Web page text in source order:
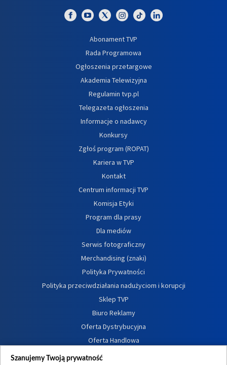
Abonament TVP
Rada Programowa
Ogłoszenia przetargowe
Akademia Telewizyjna
Regulamin tvp.pl
Telegazeta ogłoszenia
Informacje o nadawcy
Konkursy
Zgłoś program (ROPAT)
Kariera w TVP
Kontakt
Centrum informacji TVP
Komisja Etyki
Program dla prasy
Dla mediów
Serwis fotograficzny
Merchandising (znaki)
Polityka Prywatności
Polityka przeciwdziałania nadużyciom i korupcji
Sklep TVP
Biuro Reklamy
Oferta Dystrybucyjna
Oferta Handlowa
Dostępność
Szanujemy Twoją prywatność